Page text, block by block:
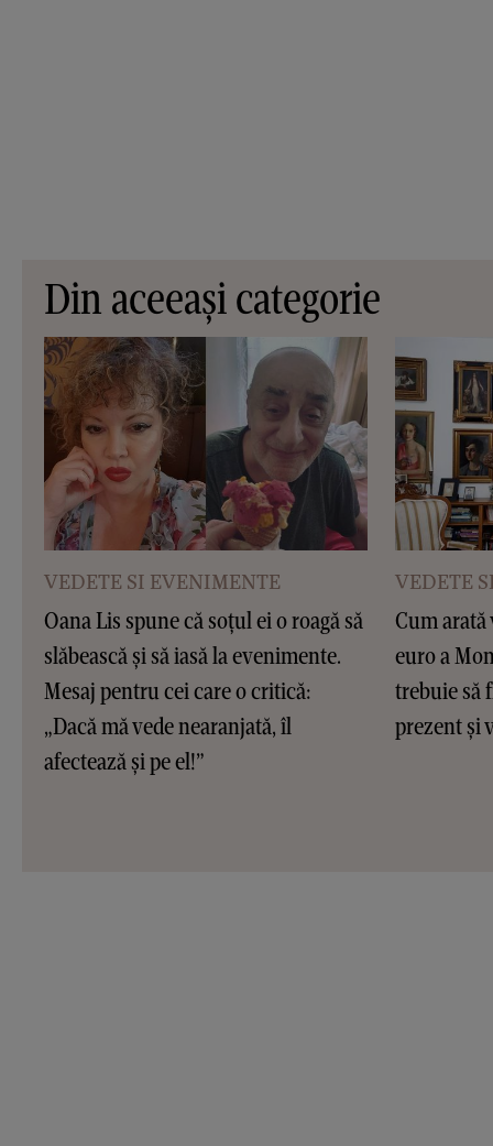
Din aceeași categorie
VEDETE SI EVENIMENTE
Oana Lis spune că soțul ei o roagă să
slăbească și să iasă la evenimente.
Mesaj pentru cei care o critică:
„Dacă mă vede nearanjată, îl
afectează și pe el!”
VEDETE
Cum arată
euro a
trebuie să
prezent și